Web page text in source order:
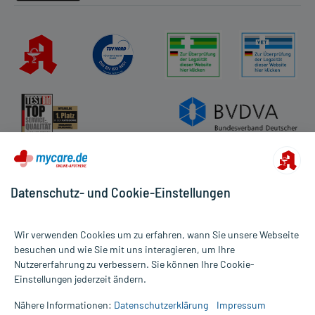
Alle Preise gelten inkl. MwSt., ggf. zzgl. Versandkosten
Informationen auf dieser Website werden ausschließlich für
die Untersuchung und Behandlung durch einen Arzt. Bitte
Datenschutz- und Cookie-Einstellungen
Wir verwenden Cookies um zu erfahren, wann Sie unsere Webseite
besuchen und wie Sie mit uns interagieren, um Ihre
Nutzererfahrung zu verbessern. Sie können Ihre Cookie-
Einstellungen jederzeit ändern.
Nähere Informationen: Datenschutzerklärung Impressum